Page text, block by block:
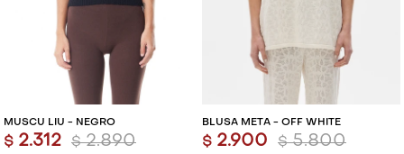
MUSCU LIU - NEGRO
$ 2.312 $ 2.890
BLUSA META - OFF WHITE
$ 2.900 $ 5.800